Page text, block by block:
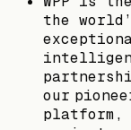
the
our
platform,